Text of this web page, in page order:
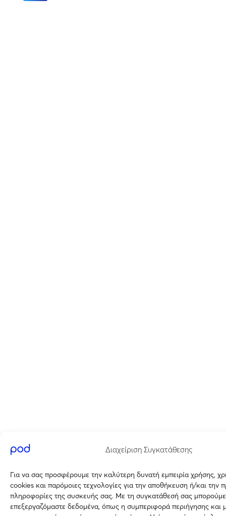
Διαχείριση Συγκατάθεσης
Για να σας προσφέρουμε την καλύτερη δυνατή εμπειρία χρήσης,
cookies και παρόμοιες τεχνολογίες για την αποθήκευση ή/και την
πληροφορίες της συσκευής σας. Με τη συγκατάθεσή σας
επεξεργαζόμαστε δεδομένα, όπως η συμπεριφορά περιήγησης και